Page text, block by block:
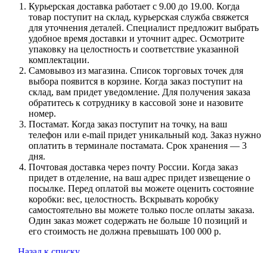
Курьерская доставка работает с 9.00 до 19.00. Когда
товар поступит на склад, курьерская служба свяжется
для уточнения деталей. Специалист предложит выбрать
удобное время доставки и уточнит адрес. Осмотрите
упаковку на целостность и соответствие указанной
комплектации.
Самовывоз из магазина. Список торговых точек для
выбора появится в корзине. Когда заказ поступит на
склад, вам придет уведомление. Для получения заказа
обратитесь к сотруднику в кассовой зоне и назовите
номер.
Постамат. Когда заказ поступит на точку, на ваш
телефон или e-mail придет уникальный код. Заказ нужно
оплатить в терминале постамата. Срок хранения — 3
дня.
Почтовая доставка через почту России. Когда заказ
придет в отделение, на ваш адрес придет извещение о
посылке. Перед оплатой вы можете оценить состояние
коробки: вес, целостность. Вскрывать коробку
самостоятельно вы можете только после оплаты заказа.
Один заказ может содержать не больше 10 позиций и
его стоимость не должна превышать 100 000 р.